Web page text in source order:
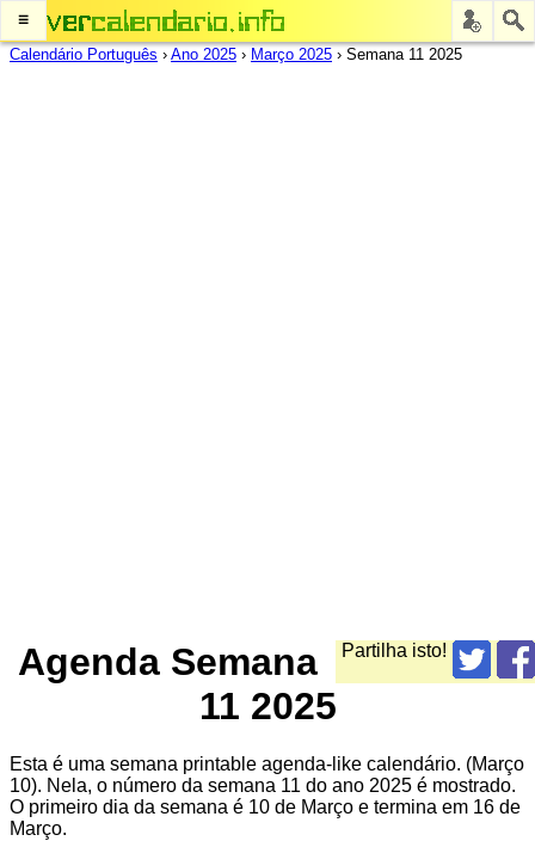
≡
Calendário Português › Ano 2025 › Março 2025 › Semana 11 2025
Partilha isto!
Agenda Semana
11 2025
Esta é uma semana printable agenda-like calendário. (Março
10). Nela, o número da semana 11 do ano 2025 é mostrado.
O primeiro dia da semana é 10 de Março e termina em 16 de
Março.